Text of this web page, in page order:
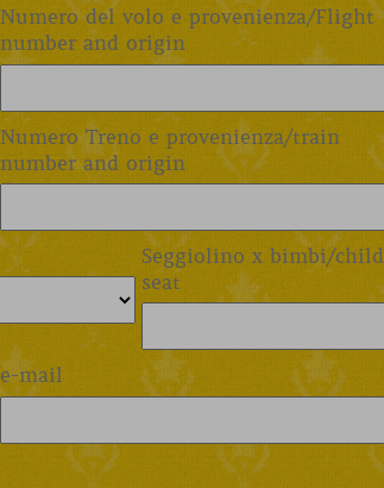
Numero del volo e provenienza/Flight
number and origin
Numero Treno e provenienza/train
number and origin
Seggiolino x bimbi/child
seat
e-mail